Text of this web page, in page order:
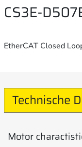
CS3E-
EtherCAT Closed
Technische
Motor